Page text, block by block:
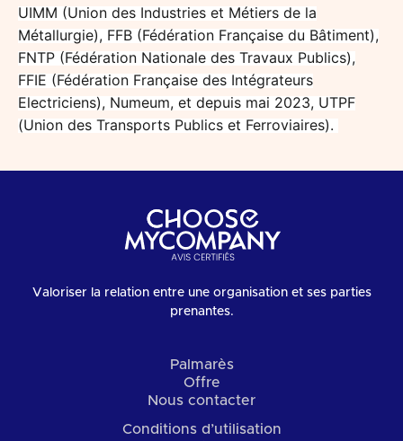
UIMM (Union des Industries et Métiers de la
Métallurgie), FFB (Fédération Française du Bâtiment),
FNTP (Fédération Nationale des Travaux Publics),
FFIE (Fédération Française des Intégrateurs
Electriciens), Numeum, et depuis mai 2023, UTPF
(Union des Transports Publics et Ferroviaires).
Valoriser la relation entre une organisation et ses parties
prenantes.
Palmarès
Offre
Nous contacter
Conditions d’utilisation